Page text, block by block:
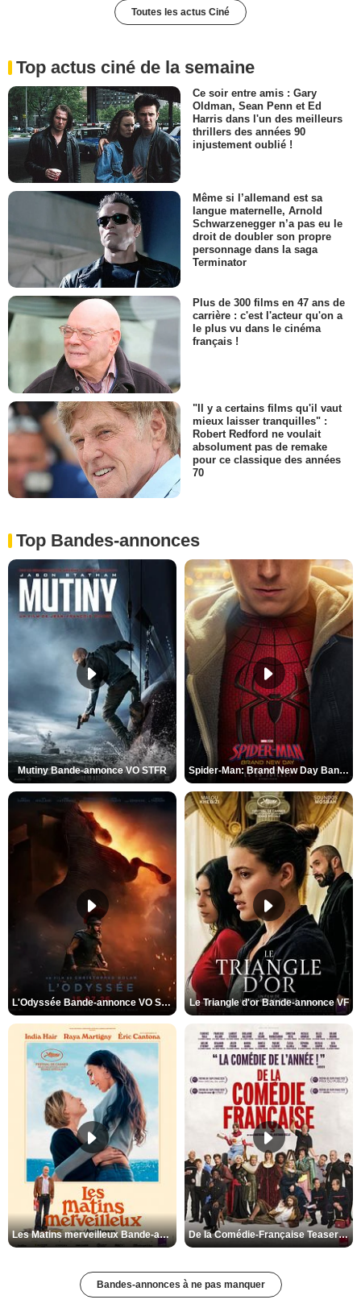
Toutes les actus Ciné
Top actus ciné de la semaine
Ce soir entre amis : Gary
Oldman, Sean Penn et Ed
Harris dans l'un des meilleurs
thrillers des années 90
injustement oublié !
Même si l’allemand est sa
langue maternelle, Arnold
Schwarzenegger n’a pas eu le
droit de doubler son propre
personnage dans la saga
Terminator
Plus de 300 films en 47 ans de
carrière : c'est l'acteur qu'on a
le plus vu dans le cinéma
français !
"Il y a certains films qu'il vaut
mieux laisser tranquilles" :
Robert Redford ne voulait
absolument pas de remake
pour ce classique des années
70
Top Bandes-annonces
Mutiny Bande-annonce VO STFR Spider-Man: Brand New Day Bande-annonce VO STFR
L'Odyssée Bande-annonce VO STFR Le Triangle d'or Bande-annonce VF
Les Matins merveilleux Bande-annonce VF De la Comédie-Française Teaser VF
Bandes-annonces à ne pas manquer